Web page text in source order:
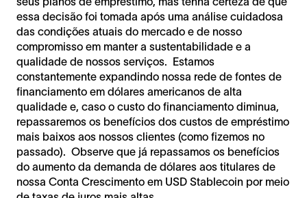
essa decisão foi tomada após uma análise cuidadosa
das condições atuais do mercado e de nosso
compromisso em manter a sustentabilidade e a
qualidade de nossos serviços. Estamos
constantemente expandindo nossa rede de fontes de
financiamento em dólares americanos de alta
qualidade e, caso o custo do financiamento diminua,
repassaremos os benefícios dos custos de empréstimo
mais baixos aos nossos clientes (como fizemos no
passado). Observe que já repassamos os benefícios
do aumento da demanda de dólares aos titulares de
nossa Conta Crescimento em USD Stablecoin por meio